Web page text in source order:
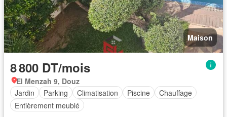
Maison
8 800 DT/mois
El Menzah 9, Douz
Jardin
Parking Climatisation Piscine
Chauffage
Entièrement meublé